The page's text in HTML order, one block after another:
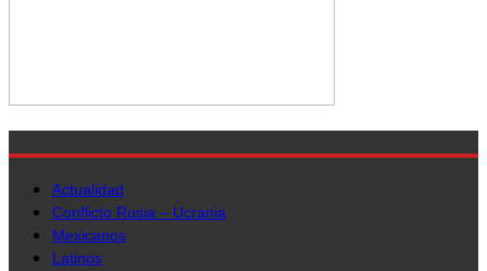
Actualidad
Conflicto Rusia – Ucrania
Mexicanos
Latinos